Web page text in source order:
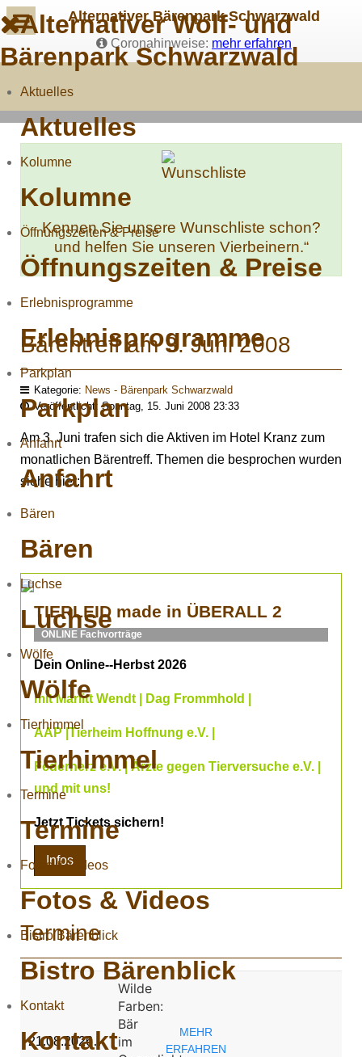
Alternativer Bärenpark Schwarzwald
Coronahinweise: mehr erfahren
Alternativer Wolf- und
Bärenpark Schwarzwald
Aktuelles
Aktuelles
Kolumne
Kolumne
Öffnungszeiten & Preise
Öffnungszeiten & Preise
Erlebnisprogramme
Erlebnisprogramme
Parkplan
Parkplan
Anfahrt
Anfahrt
Bären
Bären
Luchse
Luchse
Wölfe
Wölfe
Tierhimmel
Tierhimmel
Termine
Termine
Fotos & Videos
Fotos & Videos
Bistro Bärenblick
Bistro Bärenblick
Kontakt
Kontakt
Kennen Sie unsere Wunschliste schon?
und helfen Sie unseren Vierbeinern.“
Bärentreff am 3. Juni 2008
Kategorie: News - Bärenpark Schwarzwald
Veröffentlicht: Sonntag, 15. Juni 2008 23:33
Am 3. Juni trafen sich die Aktiven im Hotel Kranz zum
monatlichen Bärentreff. Themen die besprochen wurden
siehe hier:
TIERLEID made in ÜBERALL 2
ONLINE Fachvorträge
Dein Online--Herbst 2026
mit Marlitt Wendt | Dag Frommhold |
AAP |Tierheim Hoffnung e.V. |
Federherz e.V. | Ärzte gegen Tierversuche e.V. |
und mit uns!
Jetzt Tickets sichern!
Infos
Termine
21.08.2026…
Wilde
Farben:
Bär
im
MEHR
ERFAHREN